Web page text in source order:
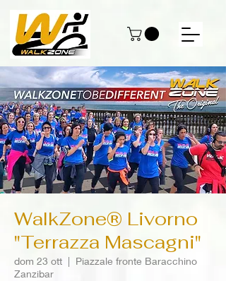
WalkZone® Livorno
"Terrazza Mascagni"
dom 23 ott
  |
Piazzale fronte Baracchino
Zanzibar